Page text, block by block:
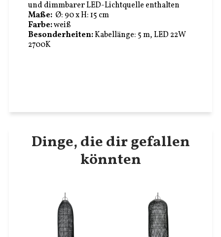
und dimmbarer LED-Lichtquelle enthalten
Maße: Ø: 90 x H: 15 cm
Farbe:weiß
Besonderheiten:Kabellänge: 5 m,LED 22W
2700K
Dinge, die dir gefallen
könnten